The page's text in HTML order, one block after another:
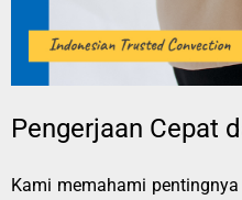
Pengerjaan Cepat
Kami memahami